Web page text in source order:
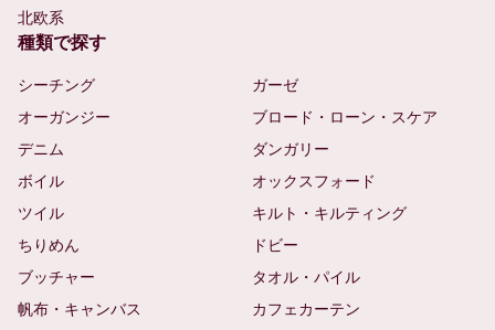
北欧系
種類で探す
シーチング
ガーゼ
オーガンジー
ブロード・ローン・スケア
デニム
ダンガリー
ボイル
オックスフォード
ツイル
キルト・キルティング
ちりめん
ドビー
ブッチャー
タオル・パイル
帆布・キャンバス
カフェカーテン